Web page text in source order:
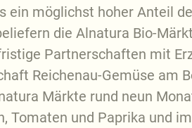
ein möglichst hoher Anteil
die Alnatura Bio-
Partnerschaften mit
Reichenau-Gemüse am
Märkte rund neun
Tomaten und Paprika und